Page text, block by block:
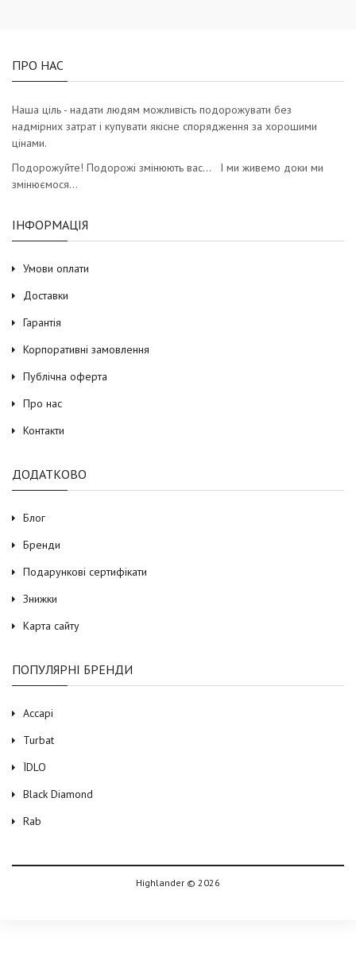
ПРО НАС
Наша ціль - надати людям можливість подорожувати без
надмірних затрат і купувати якісне спорядження за хорошими
цінами.
Подорожуйте! Подорожі змінюють вас… І ми живемо доки ми
змінюємося…
ІНФОРМАЦІЯ
Умови оплати
Доставки
Гарантія
Корпоративні замовлення
Публічна оферта
Про нас
Контакти
ДОДАТКОВО
Блог
Бренди
Подарункові сертифікати
Знижки
Карта сайту
ПОПУЛЯРНІ БРЕНДИ
Accapi
Turbat
ЇDLO
Black Diamond
Rab
Highlander © 2026